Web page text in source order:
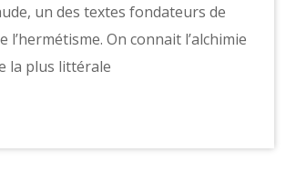
un des textes fondateurs de
l’hermétisme. On connait l’alchimie
la plus littérale